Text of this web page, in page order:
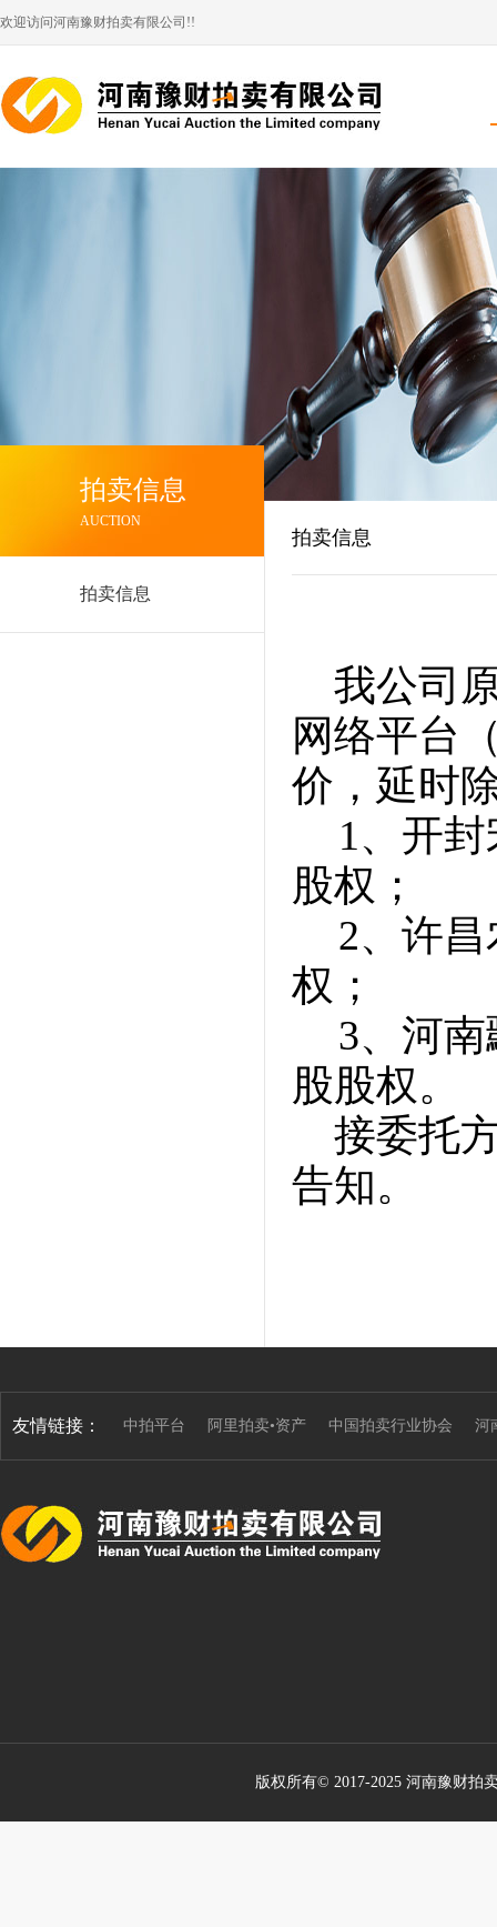
欢迎访问河南豫财拍卖有限公司!!
拍卖信息
AUCTION
拍卖信息
拍卖信息
我公司
网络平台
价，延时
1、开
股权；
2、许
权；
3、河
股股权。
接委托
告知。
友情链接： 中拍平台 阿里拍卖•资产 中国拍卖行业协会 河
版权所有© 2017-2025 河南豫财拍